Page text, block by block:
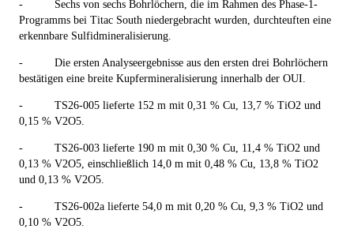
-
Sechs von sechs Bohrlöchern, die im Rahmen des Phase-1-
Programms bei Titac South niedergebracht wurden, durchteuften eine
erkennbare Sulfidmineralisierung.
-
Die ersten Analyseergebnisse aus den ersten drei Bohrlöchern
bestätigen eine breite Kupfermineralisierung innerhalb der OUI.
- TS26-005 lieferte 152 m mit 0,31 % Cu, 13,7 % TiO2 und
0,15 % V2O5
- TS26-003 lieferte 190 m mit 0,30 % Cu, 11,4 % TiO2 und
0,13 % V2O5 , einschließlich 14,0 m mit 0,48 % Cu, 13,8 % TiO2
und 0,13 % V2O5
- TS26-002a lieferte 54,0 m mit 0,20 % Cu, 9,3 % TiO2 und
0,10 % V2O5